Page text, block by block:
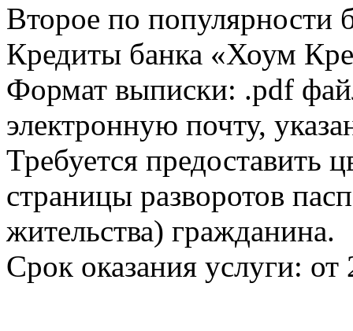
Второе по популярности
Кредиты банка «Хоум
Формат выписки: .pdf
электронную почту,
Требуется предоставить
страницы разворотов
жительства) гражданина.
Срок оказания услуги: от